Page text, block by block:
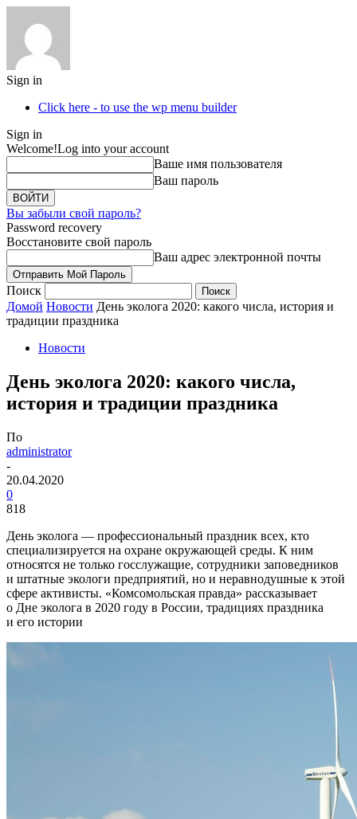
Sign in
Click here - to use the wp menu builder
Sign in
Welcome!Log into your account
Ваше имя пользователя
Ваш пароль
Вы забыли свой пароль?
Password recovery
Восстановите свой пароль
Ваш адрес электронной почты
Поиск
Домой Новости День эколога 2020: какого числа, история и
традиции праздника
Новости
День эколога 2020: какого числа,
история и традиции праздника
По
administrator
-
20.04.2020
0
818
День эколога — профессиональный праздник всех, кто
специализируется на охране окружающей среды. К ним
относятся не только госслужащие, сотрудники заповедников
и штатные экологи предприятий, но и неравнодушные к этой
сфере активисты. «Комсомольская правда» рассказывает
о Дне эколога в 2020 году в России, традициях праздника
и его истории